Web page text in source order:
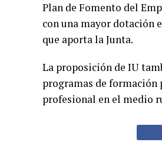
Plan de Fomento del
con una mayor dotación
que aporta la Junta.
La proposición de IU
programas de formación
profesional en el medio